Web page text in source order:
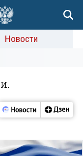
Новости